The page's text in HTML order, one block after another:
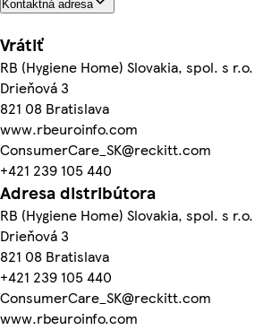
Kontaktná adresa
Vrátiť
RB (Hygiene Home) Slovakia, spol. s r.o.
Drieňová 3
821 08 Bratislava
www.rbeuroinfo.com
ConsumerCare_SK@reckitt.com
+421 239 105 440
Adresa distribútora
RB (Hygiene Home) Slovakia, spol. s r.o.
Drieňová 3
821 08 Bratislava
+421 239 105 440
ConsumerCare_SK@reckitt.com
www.rbeuroinfo.com